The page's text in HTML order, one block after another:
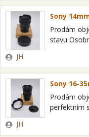
Sony
Prodám
stavu
Zadavatel
JH
Sony 16-
Prodám
perfektním
Zadavatel
JH